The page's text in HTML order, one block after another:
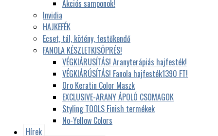
Akciós samponok!
Invidia
HAJKEFÉK
Ecset, tál, kötény, festőkendő
FANOLA KÉSZLETKISÖPRÉS!
VÉGKIÁRUSÍTÁS! Aranyterápiás hajfesték!
VÉGKIÁRÚSÍTÁS! Fanola hajfesték1390 FT!
Oro Keratin Color Maszk
EXCLUSIVE-ARANY ÁPOLÓ CSOMAGOK
Styling TOOLS Finish termékek
No-Yellow Colors
Hírek